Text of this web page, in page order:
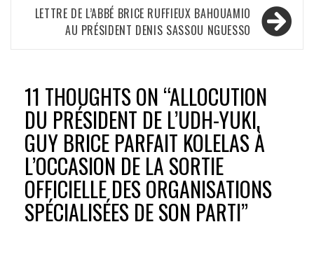
LETTRE DE L’ABBÉ BRICE RUFFIEUX BAHOUAMIO
AU PRÉSIDENT DENIS SASSOU NGUESSO
11 THOUGHTS ON “ALLOCUTION
DU PRÉSIDENT DE L’UDH-YUKI,
GUY BRICE PARFAIT KOLELAS À
L’OCCASION DE LA SORTIE
OFFICIELLE DES ORGANISATIONS
SPÉCIALISÉES DE SON PARTI”